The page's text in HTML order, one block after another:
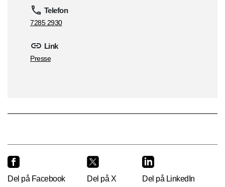
Telefon
7285 2930
Link
Presse
Del på Facebook Del på X
Del på LinkedIn